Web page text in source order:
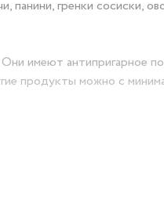
гренки сосиски,
имеют антипригарное
продукты можно с
по столу во время
температуры панелей,